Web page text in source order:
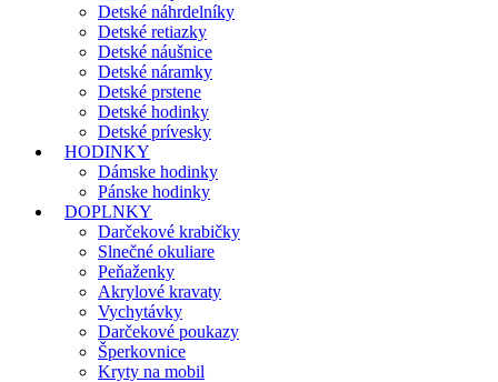
Detské náhrdelníky
Detské retiazky
Detské náušnice
Detské náramky
Detské prstene
Detské hodinky
Detské prívesky
HODINKY
Dámske hodinky
Pánske hodinky
DOPLNKY
Darčekové krabičky
Slnečné okuliare
Peňaženky
Akrylové kravaty
Vychytávky
Darčekové poukazy
Šperkovnice
Kryty na mobil